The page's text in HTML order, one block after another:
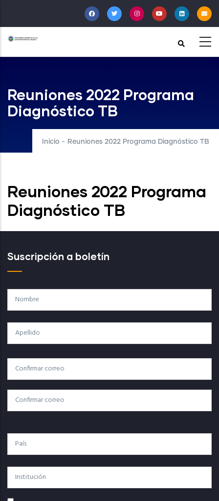
al
contenido
principal
Reuniones 2022 Programa
Diagnóstico TB
Inicio - Reuniones 2022 Programa Diagnóstico TB
Reuniones 2022 Programa
Diagnóstico TB
Suscripción a boletín
Nombre
Apellido
Correo
Electrónico
Correo Electrónico
Confirmar Correo
País
Institución